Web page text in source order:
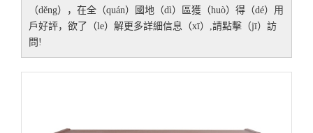
（děng），在全（quán）國地（dì）區獲（huò）得（dé）用
戶好評，欲了（le）解更多詳細信息（xī）,請點擊（jī）訪
問!